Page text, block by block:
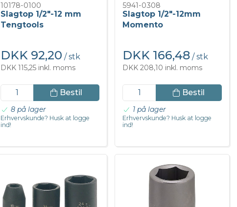
10178-0100
Slagtop 1/2"-12 mm
Tengtools
DKK 92,20 / stk
DKK 115,25 inkl. moms
Bestil
8 på lager
Erhvervskunde? Husk at logge
ind!
5941-0308
Slagtop 1/2"-12mm
Momento
DKK 166,48 / stk
DKK 208,10 inkl. moms
Bestil
1 på lager
Erhvervskunde? Husk at logge
ind!